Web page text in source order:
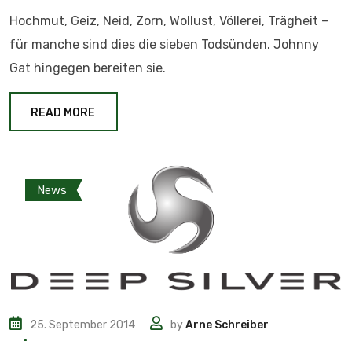
Hochmut, Geiz, Neid, Zorn, Wollust, Völlerei, Trägheit –
für manche sind dies die sieben Todsünden. Johnny
Gat hingegen bereiten sie.
READ MORE
News
25. September 2014 byArne Schreiber